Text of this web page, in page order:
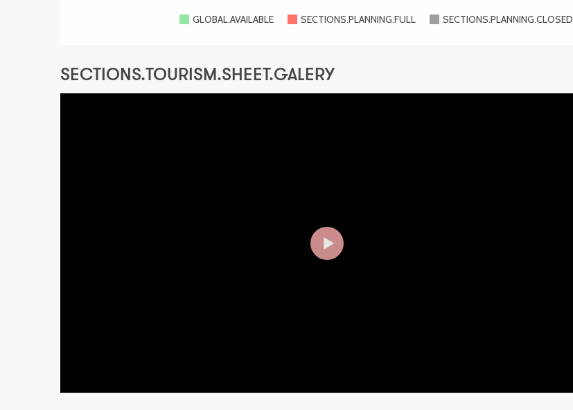
GLOBAL.AVAILABLE SECTIONS.PLANNING.FULL SECTIONS.PLANNING.CLOSED
SECTIONS.TOURISM.SHEET.GALERY